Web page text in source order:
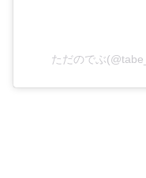
ただのでぶ